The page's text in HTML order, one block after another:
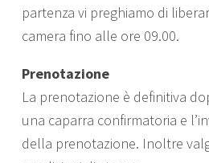
partenza vi preghiamo di
camera fino alle ore 09.00.
Prenotazione
La prenotazione è definitiva
una caparra confirmatoria e
della prenotazione. Inoltre